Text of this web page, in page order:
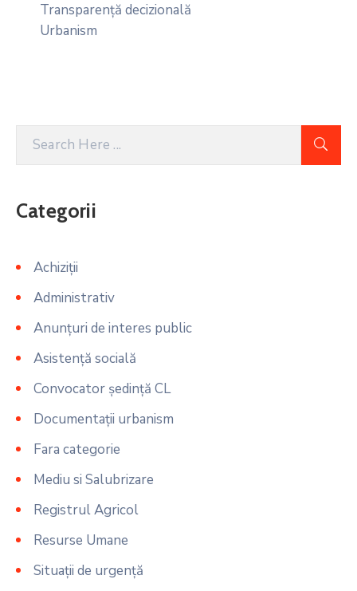
Transparență decizională
Urbanism
Categorii
Achiziții
Administrativ
Anunțuri de interes public
Asistență socială
Convocator ședință CL
Documentații urbanism
Fara categorie
Mediu si Salubrizare
Registrul Agricol
Resurse Umane
Situații de urgență